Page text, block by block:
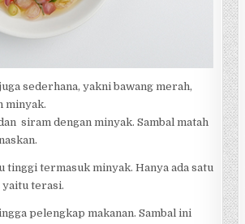
sederhana, yakni bawang merah,
minyak.
siram dengan minyak. Sambal matah
tinggi termasuk minyak. Hanya ada satu
yaitu terasi.
pelengkap makanan. Sambal ini